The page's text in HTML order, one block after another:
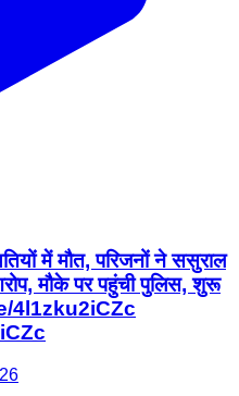
में मौत, परिजनों ने ससुराल
मौके पर पहुंची पुलिस, शुरू
4l1zku2iCZc